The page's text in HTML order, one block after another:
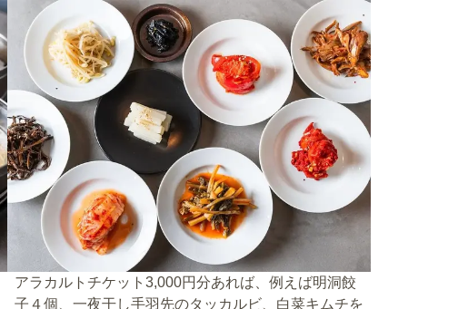
アラカルトチケット3,000円分あれば、例えば明洞餃
子４個、一夜干し手羽先のタッカルビ、白菜キムチを